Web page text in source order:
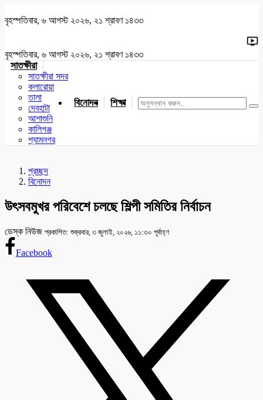
বৃহস্পতিবার, ৬ আগস্ট ২০২৬, ২১ শ্রাবণ ১৪৩৩
বৃহস্পতিবার, ৬ আগস্ট ২০২৬, ২১ শ্রাবণ ১৪৩৩
সাতক্ষীরা
সাতক্ষীরা সদর
কলারোয়া
তালা
দেবহাটা
আশাশুনি
কালিগঞ্জ
শ্যামনগর
বিনোদন শিক্ষা খেলাধুলা জাতীয় যশোর
প্রচ্ছদ
বিনোদন
উৎসবমুখর পরিবেশে চলছে শিল্পী সমিতির নির্বাচন
ডেস্ক নিউজ প্রকাশিত: শুক্রবার, ৩ জুলাই, ২০২৬, ১১:৩০ পূর্বাহ্ণ
Facebook